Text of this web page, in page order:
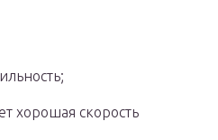
хорошая скорость